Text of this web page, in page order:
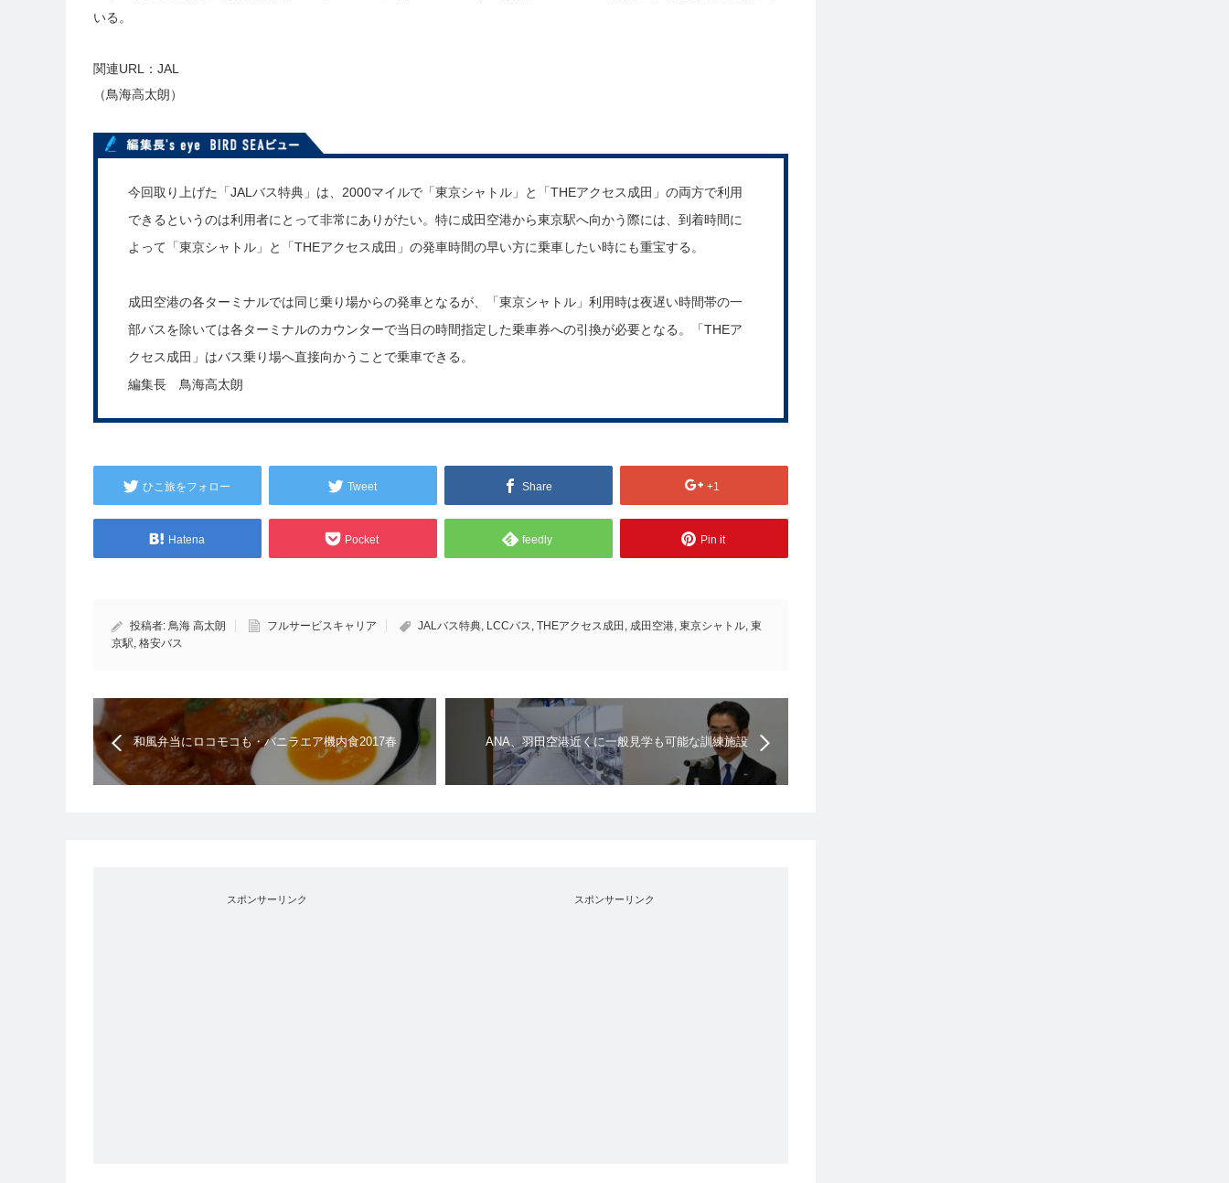
いる。
関連URL： JAL
（鳥海高太朗）
今回取り上げた「JALバス特典」は、2000マイルで「東京シャトル」と「THEアクセス成田」の両方で利用
できるというのは利用者にとって非常にありがたい。特に成田空港から東京駅へ向かう際には、到着時間に
よって「東京シャトル」と「THEアクセス成田」の発車時間の早い方に乗車したい時にも重宝する。
成田空港の各ターミナルでは同じ乗り場からの発車となるが、「東京シャトル」利用時は夜遅い時間帯の一
部バスを除いては各ターミナルのカウンターで当日の時間指定した乗車券への引換が必要となる。「THEア
クセス成田」はバス乗り場へ直接向かうことで乗車できる。
編集長 鳥海高太朗
ひこ旅をフォロー Tweet Share +1
Hatena Pocket feedly Pin it
投稿者: 鳥海 高太朗 フルサービスキャリア JALバス特典, LCCバス, THEアクセス成田 , 成田空港, 東京シャトル, 東
京駅, 格安バス
和風弁当にロコモコも・バニラエア機内食2017春
メニュー
ANA、羽田空港近くに一般見学も可能な訓練施設
「総合トレーニングセンター」を2020年新設へ
スポンサーリンク スポンサーリンク